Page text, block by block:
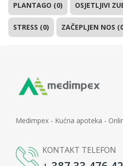
PLANTAGO (0) OSJETLJIVI
STRESS (0) ZAČEPLJEN NOS
Medimpex - Kućna apoteka -
KONTAKT TELEFON